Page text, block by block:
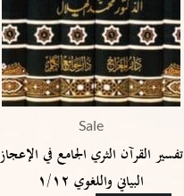
Sale
تفسير القرآن الثري الجامع في الإعجاز
البياني واللغوي ١/١٢